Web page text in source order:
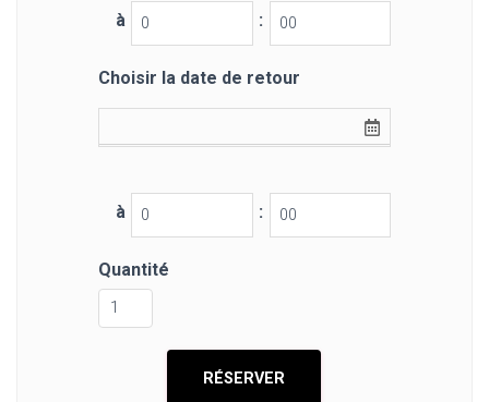
à :
Choisir la date de retour
à :
Quantité